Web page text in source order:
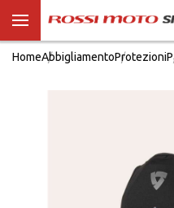
HomeAbbigliamentoProtezioni